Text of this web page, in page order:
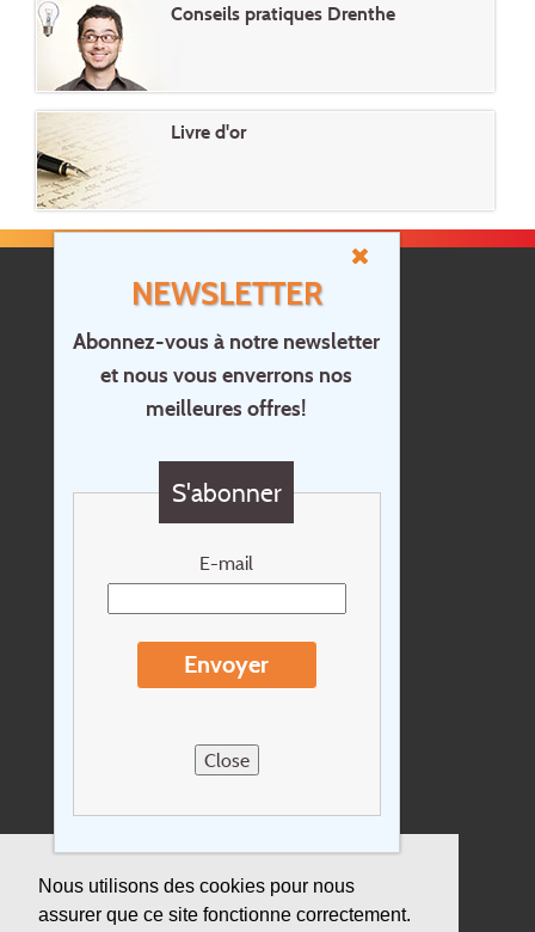
Nous utilisons des cookies pour nous
assurer que ce site fonctionne correctement.
NEWSLETTER
Abonnez-vous à notre newsletter
et nous vous enverrons nos
meilleures offres!
S'abonner
E-mail
Envoyer
Close
Conseils pratiques Drenthe
Livre d'or
Accueil
Contact
Questions?
Newsletter
Conditions de voyage
Sitemap
Assurance